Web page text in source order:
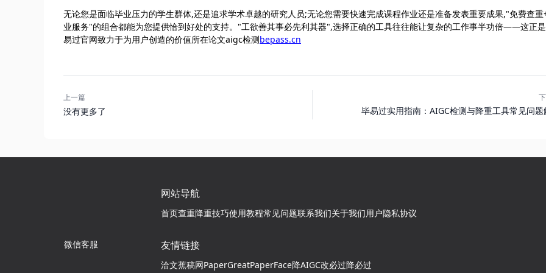
无论您是面临毕业压力的学生群体,还是追求学术卓越的研究人员;无论您需要快速完成课程作业还是准备发表重要成果,"免费查重
业服务"的组合都能为您提供恰到好处的支持。"工欲善其事必先利其器",选择正确的工具往往能让复杂的工作事半功倍——这正
易过官网致力于为用户创造的价值所在论文aigc检测bepass.cn
上一篇
没有更多了 毕易过实用指南：AIGC检测与降重工具常见问题
微信客服
网站导航
首页查重降重技巧使用教程常见问题联系我们关于我们用户隐私协议
友情链接
洽文蕉稿网PaperGreatPaperFace降AIGC改必过降必过